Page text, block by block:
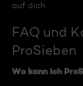
auf dich.
FAQ und
ProSieben
Wo kann ich